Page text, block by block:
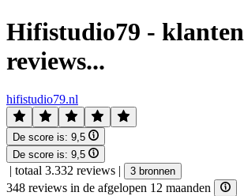
Hifistudio79 - klanten
reviews...
hifistudio79.nl
De score is: 9,5
De score is: 9,5
| totaal 3.332 reviews | 3 bronnen
348 reviews in de afgelopen 12 maanden